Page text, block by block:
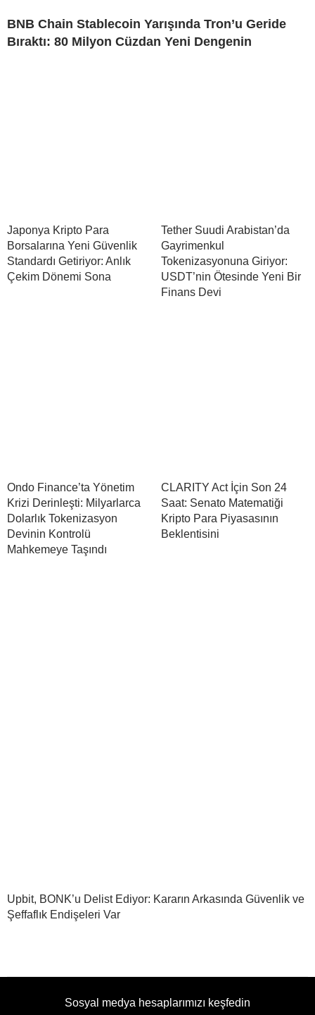
BNB Chain Stablecoin Yarışında Tron’u Geride
Bıraktı: 80 Milyon Cüzdan Yeni Dengenin
Japonya Kripto Para
Borsalarına Yeni Güvenlik
Standardı Getiriyor: Anlık
Çekim Dönemi Sona
Tether Suudi Arabistan’da
Gayrimenkul
Tokenizasyonuna Giriyor:
USDT’nin Ötesinde Yeni Bir
Finans Devi
Ondo Finance’ta Yönetim
Krizi Derinleşti: Milyarlarca
Dolarlık Tokenizasyon
Devinin Kontrolü
Mahkemeye Taşındı
CLARITY Act İçin Son 24
Saat: Senato Matematiği
Kripto Para Piyasasının
Beklentisini
Upbit, BONK’u Delist Ediyor: Kararın Arkasında Güvenlik ve
Şeffaflık Endişeleri Var
Sosyal medya hesaplarımızı keşfedin